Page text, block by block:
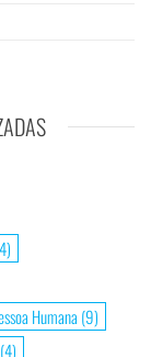
Humana (9)
(4)